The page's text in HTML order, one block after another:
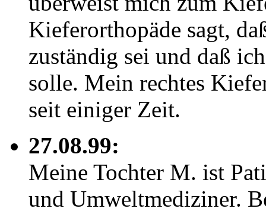
Kieferorthopäde sagt,
zuständig sei und daß
solle. Mein rechtes
seit einiger Zeit.
27.08.99:
Meine Tochter M. ist
und Umweltmediziner.